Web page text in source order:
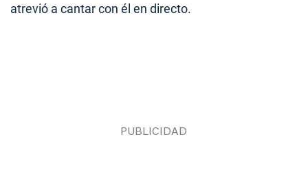
atrevió a cantar con él en directo.